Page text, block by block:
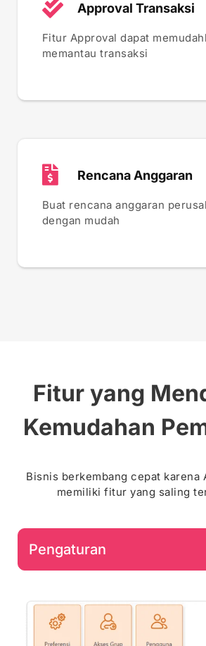
Approval Transaksi
Fitur Approval dapat
memantau transaksi
Rencana Anggaran
Buat rencana anggaran
dengan mudah
Fitur yang
Kemudahan
Bisnis berkembang cepat karena
memiliki fitur yang saling
Pengaturan